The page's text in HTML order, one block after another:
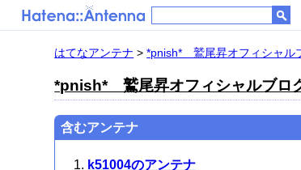
はてなアンテナ >*pnish* 鷲尾昇オフィシャル
*pnish* 鷲尾昇オフィシャルブ
含むアンテナ
k51004のアンテナ